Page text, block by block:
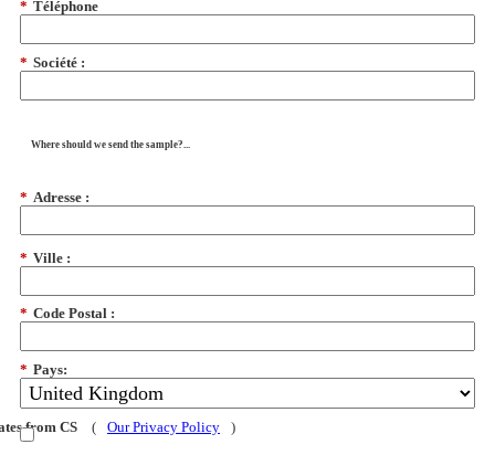
* Téléphone
* Société :
Where should we send the sample?...
* Adresse :
* Ville :
* Code Postal :
* Pays:
from CS ( Our Privacy Policy )